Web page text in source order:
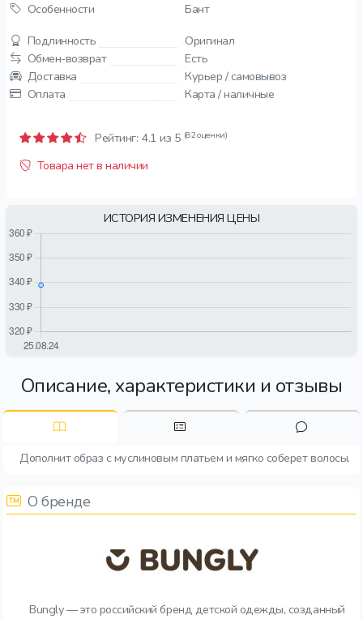
Особенности
Бант
Подлинность
Оригинал
Обмен-возврат
Есть
Доставка
Курьер / самовывоз
Оплата
Карта / наличные
Рейтинг: 4.1 из 5 (82 оценки)
Товара нет в наличии
ИСТОРИЯ ИЗМЕНЕНИЯ ЦЕНЫ
Описание, характеристики и отзывы
Дополнит образ с муслиновым платьем и мягко соберет волосы.
О бренде
Bungly — это российский бренд детской одежды, созданный